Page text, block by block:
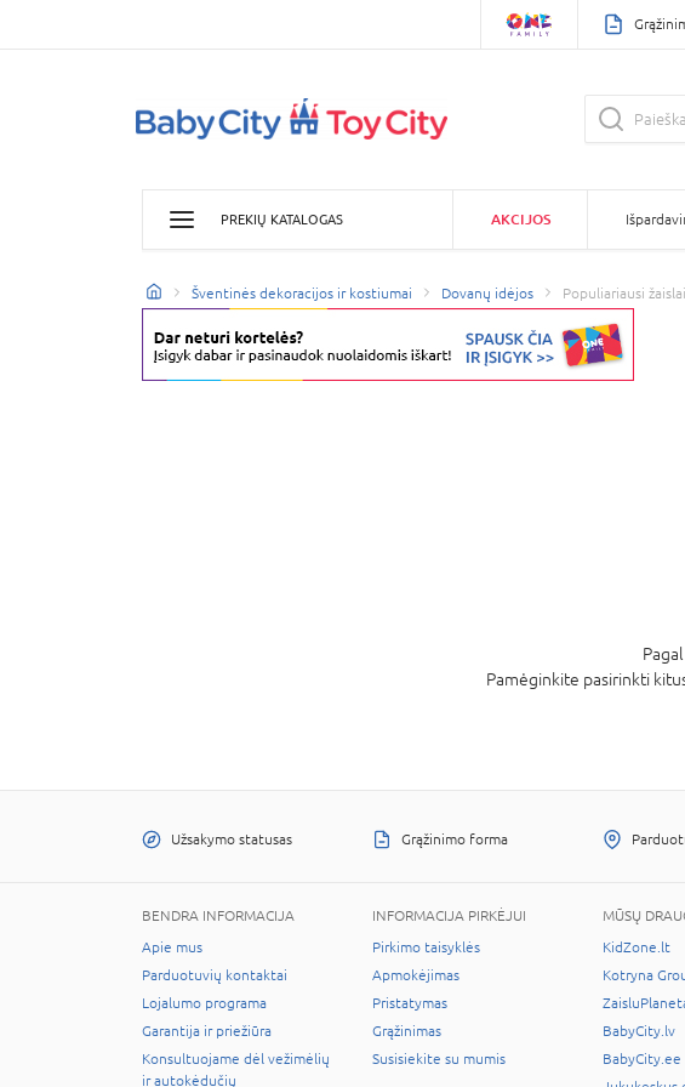
PREKIŲ KATALOGAS AKCIJOS
Šventinės dekoracijos ir kostiumai Dovanų idėjos Populiariausi žaislai
Pamėginkite pasirinkti
Užsakymo statusas Grąžinimo forma
BENDRA INFORMACIJA
Apie mus
Parduotuvių kontaktai
Lojalumo programa
Garantija ir priežiūra
Konsultuojame dėl vežimėlių
ir autokėdučių
INFORMACIJA PIRKĖJUI
Pirkimo taisyklės
Apmokėjimas
Pristatymas
Grąžinimas
Susisiekite su mumis
MŪSŲ
KidZone.lt
Kotryna
BabyCity.lv
BabyCity.ee